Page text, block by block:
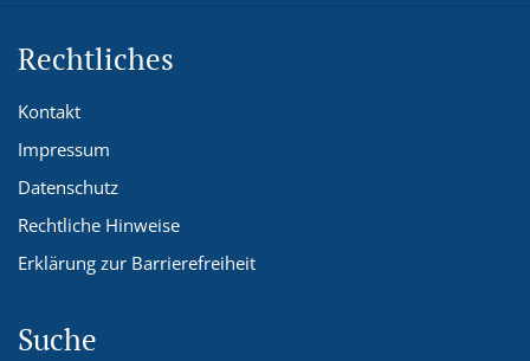
Rechtliches
Kontakt
Impressum
Datenschutz
Rechtliche Hinweise
Erklärung zur Barrierefreiheit
Suche